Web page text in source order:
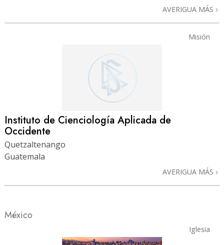
AVERIGUA MÁS
Misión
Instituto de Cienciología Aplicada de
Occidente
Quetzaltenango
Guatemala
AVERIGUA MÁS
México
Iglesia